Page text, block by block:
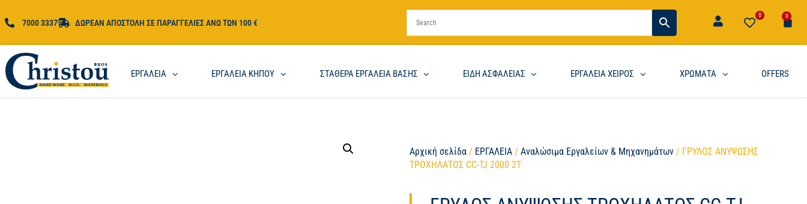
7000 3337 ΔΩΡΕΑΝ ΑΠΟΣΤΟΛΗ ΣΕ ΠΑΡΑΓΓΕΛΙΕΣ ΑΝΩ ΤΩΝ 100 €
0 0
ΕΡΓΑΛΕΙΑ ΕΡΓΑΛΕΙΑ ΚΗΠΟΥ ΣΤΑΘΕΡΑ ΕΡΓΑΛΕΙΑ ΒΑΣΗΣ ΕΙΔΗ ΑΣΦΑΛΕΙΑΣ ΕΡΓΑΛΕΙΑ ΧΕΙΡΟΣ ΧΡΩΜΑΤΑ OFFERS
Αρχική σελίδα / ΕΡΓΑΛΕΙΑ /Αναλώσιμα Εργαλείων & Μηχανημάτων / ΓΡΥΛΟΣ ΑΝΥΨΩΣΗΣ
ΤΡΟΧΗΛΑΤΟΣ CC-TJ 2000 2T